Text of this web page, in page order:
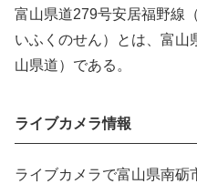
富山県道279号安居福野線
いふくのせん）とは、富山
山県道）である。
ライブカメラ情報
ライブカメラで富山県南砺